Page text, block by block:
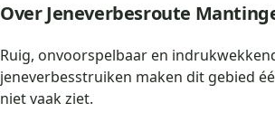
Over Jeneverbesroute
Ruig, onvoorspelbaar en
jeneverbesstruiken maken dit gebied
niet vaak ziet.